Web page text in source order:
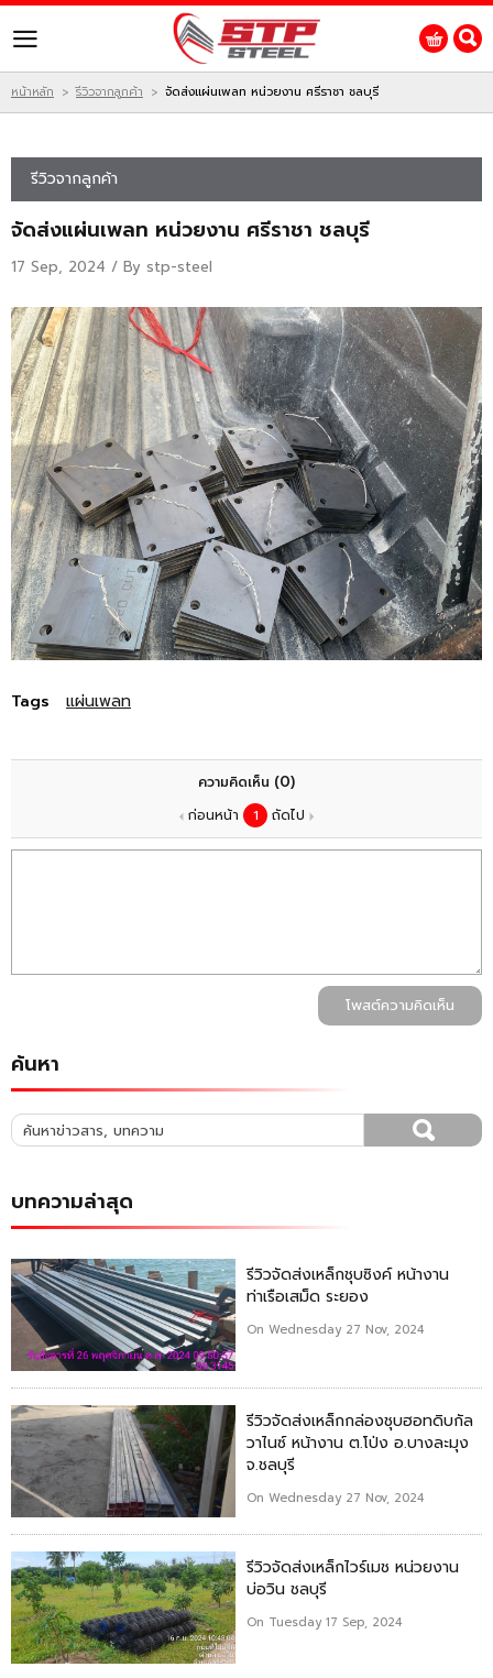
ไทย | English
Login Register
หน้าหลัก
โปรโมชั่น
ติดต่อเรา
ผลงานของเรา
หน้าหลัก > รีวิวจากลูกค้า > จัดส่งแผ่นเพลท หน่วยงาน ศรีราชา ชลบุรี
รีวิวจากลูกค้า
จัดส่งแผ่นเพลท หน่วยงาน ศรีราชา ชลบุรี
17 Sep, 2024 / By stp-steel
Tags แผ่นเพลท
ความคิดเห็น (0)
ก่อนหน้า 1 ถัดไป
โพสต์ความคิดเห็น
ค้นหา
บทความล่าสุด
รีวิวจัดส่งเหล็กชุบซิงค์ หน้างาน
ท่าเรือเสม็ด ระยอง
On Wednesday 27 Nov, 2024
รีวิวจัดส่งเหล็กกล่องชุบฮอทดิบกัล
วาไนซ์ หน้างาน ต.โป่ง อ.บางละมุง
จ.ชลบุรี
On Wednesday 27 Nov, 2024
รีวิวจัดส่งเหล็กไวร์เมช หน่วยงาน
บ่อวิน ชลบุรี
On Tuesday 17 Sep, 2024